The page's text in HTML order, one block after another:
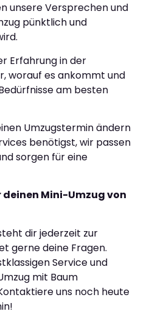
unsere Versprechen und
pünktlich und
Erfahrung in der
worauf es ankommt und
am besten
Umzugstermin ändern
benötigst, wir passen
sorgen für eine
Mini-Umzug von
dir jederzeit zur
gerne deine Fragen.
Service und
mit Baum
uns noch heute